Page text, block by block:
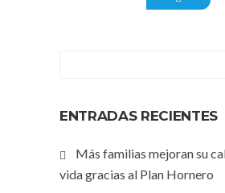
ENTRADAS RECIENTES
Más familias mejoran su
vida gracias al Plan Hornero